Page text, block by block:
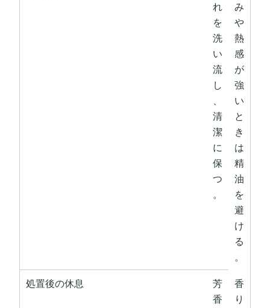
れ
を
洗
い
流
し
、
清
潔
に
保
つ
。
み
や
熱
感
が
強
い
と
き
は
精
油
を
避
け
る
。
処置後の休息
芳
香
香
り